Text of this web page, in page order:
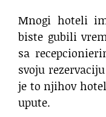
Mnogi hoteli
biste gubili
sa
svoju
je to njihov
upute.